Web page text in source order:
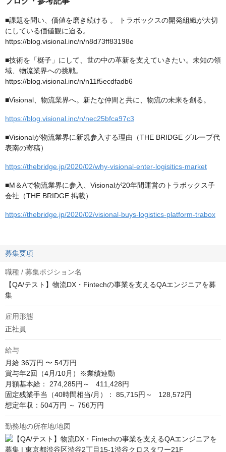
■課題を問い、価値を磨き続ける 。 トラボックスの開発組織が大切
にしている価値観に迫る。
https://blog.visional.inc/n/n8d73ff83198e
■技術を「梃子」にして、世の中の革新を支えていきたい。未知の領
域、物流業界への挑戦。
https://blog.visional.inc/n/n11f5ecdfadb6
■Visional、物流業界へ。新たな仲間と共に、物流の未来を創る。
https://blog.visional.inc/n/nec25bfca97c3
■Visionalが物流業界に新規参入する理由（THE BRIDGE グループ代
表南の寄稿）
https://thebridge.jp/2020/02/why-visional-enter-logisitics-market
■M＆Aで物流業界に参入、Visionalが20年間運営のトラボックス子
会社（THE BRIDGE 掲載）
https://thebridge.jp/2020/02/visional-buys-logistics-platform-trabox
募集要項
職種 / 募集ポジション名
【QA/テスト】物流DX・Fintechの事業を支えるQAエンジニアを募
集
雇用形態
正社員
給与
月給 36万円 〜 54万円
賞与年2回（4月/10月）※業績連動
月額基本給： 274,285円～   411,428円
固定残業手当（40時間相当/月）： 85,715円～   128,572円
想定年収：504万円 ～ 756万円
勤務地の所在地/地図